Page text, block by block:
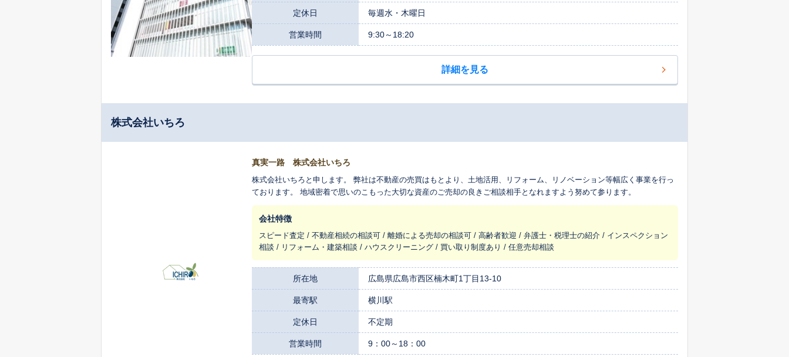
定休日 毎週水・木曜日
営業時間 9:30～18:20
詳細を見る
株式会社いちろ
真実一路 株式会社いちろ
株式会社いちろと申します。 弊社は不動産の売買はもとより、土地活用、リフォーム、リノベーション等幅広く事業を行っ
ております。 地域密着で思いのこもった大切な資産のご売却の良きご相談相手となれますよう努めて参ります。
会社特徴
スピード査定 / 不動産相続の相談可 / 離婚による売却の相談可 / 高齢者歓迎 / 弁護士・税理士の紹介 / インスペクション
相談 / リフォーム・建築相談 / ハウスクリーニング / 買い取り制度あり / 任意売却相談
所在地 広島県広島市西区楠木町1丁目13-10
最寄駅 横川駅
定休日 不定期
営業時間 9：00～18：00